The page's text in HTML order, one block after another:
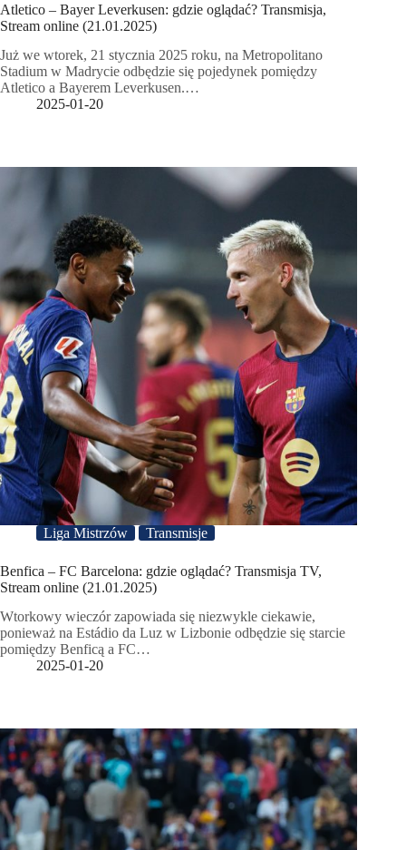
Atletico – Bayer Leverkusen: gdzie oglądać? Transmisja,
Stream online (21.01.2025)
Już we wtorek, 21 stycznia 2025 roku, na Metropolitano
Stadium w Madrycie odbędzie się pojedynek pomiędzy
Atletico a Bayerem Leverkusen.…
2025-01-20
Liga Mistrzów Transmisje
Benfica – FC Barcelona: gdzie oglądać? Transmisja TV,
Stream online (21.01.2025)
Wtorkowy wieczór zapowiada się niezwykle ciekawie,
ponieważ na Estádio da Luz w Lizbonie odbędzie się starcie
pomiędzy Benficą a FC…
2025-01-20